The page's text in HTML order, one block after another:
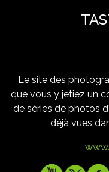
Le site des
que vous y jetiez un
de séries de photos
déjà vues